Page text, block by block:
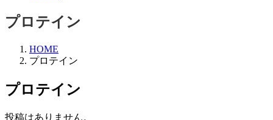
プロテイン
HOME
プロテイン
プロテイン
投稿はありません。